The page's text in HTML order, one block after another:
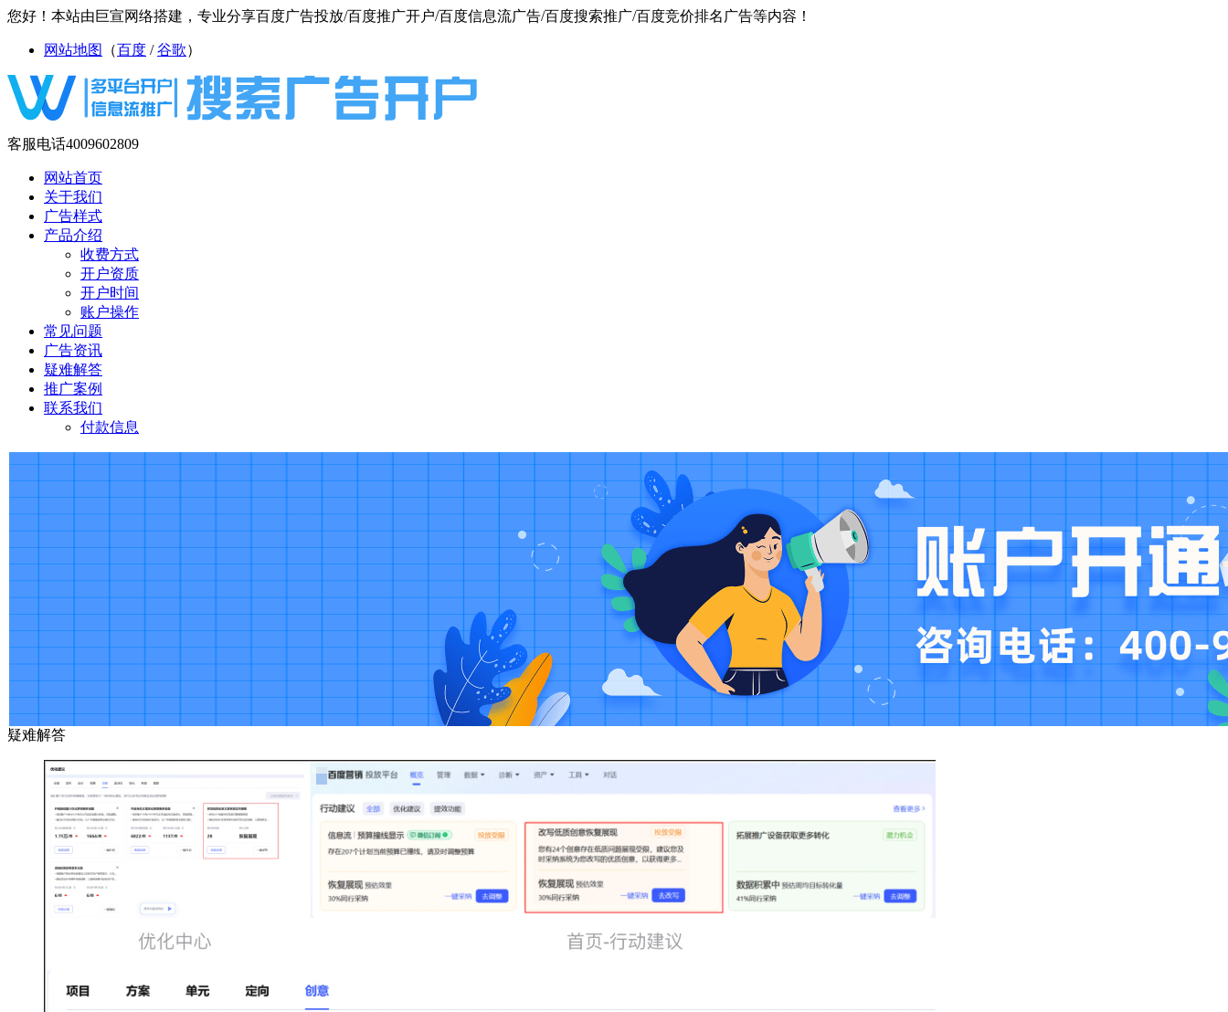
您好！本站由巨宣网络搭建，专业分享百度广告投放/百度推广开户/百度信息流广告/百度搜索推广/百度竞价排名广告等内容！
网站地图 （百度 /谷歌）
客服电话4009602809
网站首页
关于我们
广告样式
产品介绍
收费方式
开户资质
开户时间
账户操作
常见问题
广告资讯
疑难解答
推广案例
联系我们
付款信息
疑难解答